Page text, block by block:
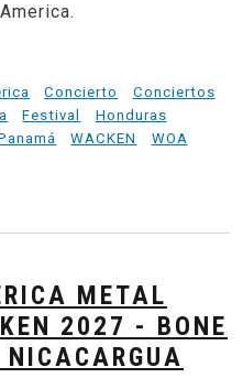
Concierto
Conciertos
Festival
Honduras
WACKEN WOA
METAL
2027 - BONE